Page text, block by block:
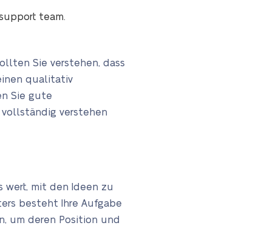
team.
Sie verstehen, dass
qualitativ
Sie gute
verstehen
wert, mit den Ideen zu
besteht Ihre Aufgabe
um deren Position und